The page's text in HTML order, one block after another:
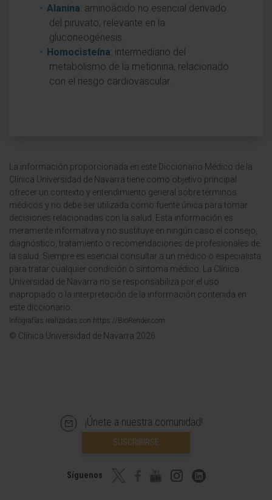
Alanina: aminoácido no esencial derivado
del piruvato, relevante en la
gluconeogénesis.
Homocisteína: intermediario del
metabolismo de la metionina, relacionado
con el riesgo cardiovascular.
La información proporcionada en este Diccionario Médico de la
Clínica Universidad de Navarra tiene como objetivo principal
ofrecer un contexto y entendimiento general sobre términos
médicos y no debe ser utilizada como fuente única para tomar
decisiones relacionadas con la salud. Esta información es
meramente informativa y no sustituye en ningún caso el consejo,
diagnóstico, tratamiento o recomendaciones de profesionales de
la salud. Siempre es esencial consultar a un médico o especialista
para tratar cualquier condición o síntoma médico. La Clínica
Universidad de Navarra no se responsabiliza por el uso
inapropiado o la interpretación de la información contenida en
este diccionario.
Infografías realizadas con https://BioRender.com
© Clínica Universidad de Navarra 2026
¡Únete a nuestra comunidad!
SUSCRIBIRSE
Síguenos